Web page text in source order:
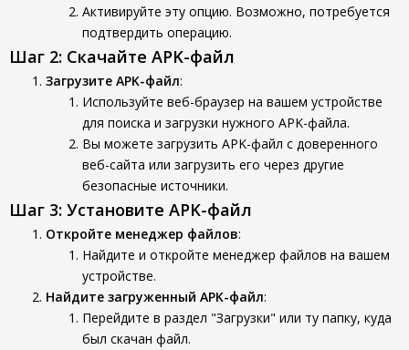
Активируйте эту опцию. Возможно, потребуется
подтвердить операцию.
Шаг 2: Скачайте APK-файл
Загрузите APK-файл:
Используйте веб-браузер на вашем устройстве
для поиска и загрузки нужного APK-файла.
Вы можете загрузить APK-файл с доверенного
веб-сайта или загрузить его через другие
безопасные источники.
Шаг 3: Установите APK-файл
Откройте менеджер файлов:
Найдите и откройте менеджер файлов на вашем
устройстве.
Найдите загруженный APK-файл:
Перейдите в раздел "Загрузки" или ту папку, куда
был скачан файл.